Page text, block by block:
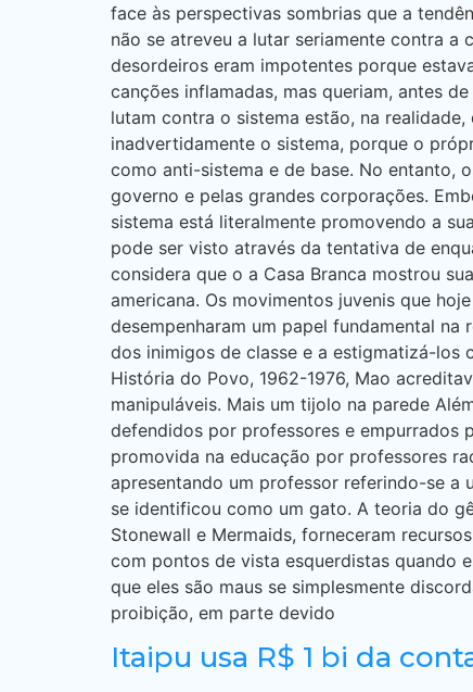
face às perspectivas sombrias que a
não se atreveu a lutar seriamente contra
desordeiros eram impotentes porque
canções inflamadas, mas queriam, antes
lutam contra o sistema estão, na
inadvertidamente o sistema, porque o
como anti-sistema e de base. No entanto,
governo e pelas grandes corporações.
sistema está literalmente promovendo a
pode ser visto através da tentativa de
considera que o a Casa Branca mostrou
americana. Os movimentos juvenis que
desempenharam um papel fundamental
dos inimigos de classe e a estigmatizá-los
História do Povo, 1962-1976, Mao
manipuláveis. Mais um tijolo na parede
defendidos por professores e empurrados
promovida na educação por professores
apresentando um professor referindo-se a
se identificou como um gato. A teoria do
Stonewall e Mermaids, forneceram
com pontos de vista esquerdistas quando
que eles são maus se simplesmente
proibição, em parte devido
Itaipu usa R$ 1 bi da